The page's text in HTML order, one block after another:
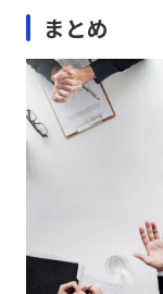
まとめ